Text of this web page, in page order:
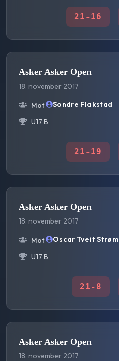
21 -16
Asker Asker Open
18. november 2017
Mot
Sondre Flakstad
U17 B
21 -19
Asker Asker Open
18. november 2017
Mot
Oscar Tveit Strøm
U17 B
21- 8
Asker Asker Open
18. november 2017